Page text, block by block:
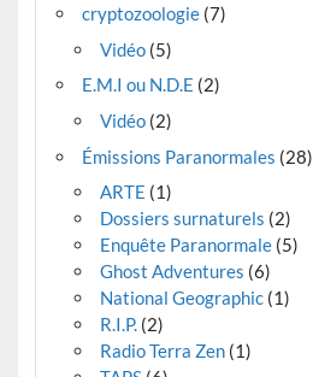
cryptozoologie(7)
Vidéo(5)
E.M.I ou N.D.E (2)
Vidéo(2)
Émissions Paranormales (28)
ARTE (1)
Dossiers surnaturels (2)
Enquête Paranormale(5)
Ghost Adventures (6)
National Geographic(1)
R.I.P.(2)
Radio Terra Zen(1)